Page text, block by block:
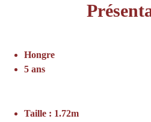
Hongre
5 ans
Taille : 1.72m